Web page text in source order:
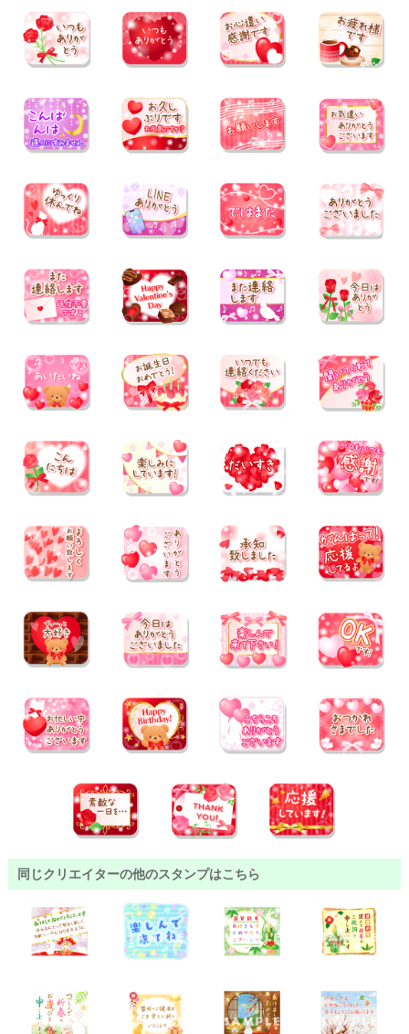
同じクリエイターの他のスタンプはこちら